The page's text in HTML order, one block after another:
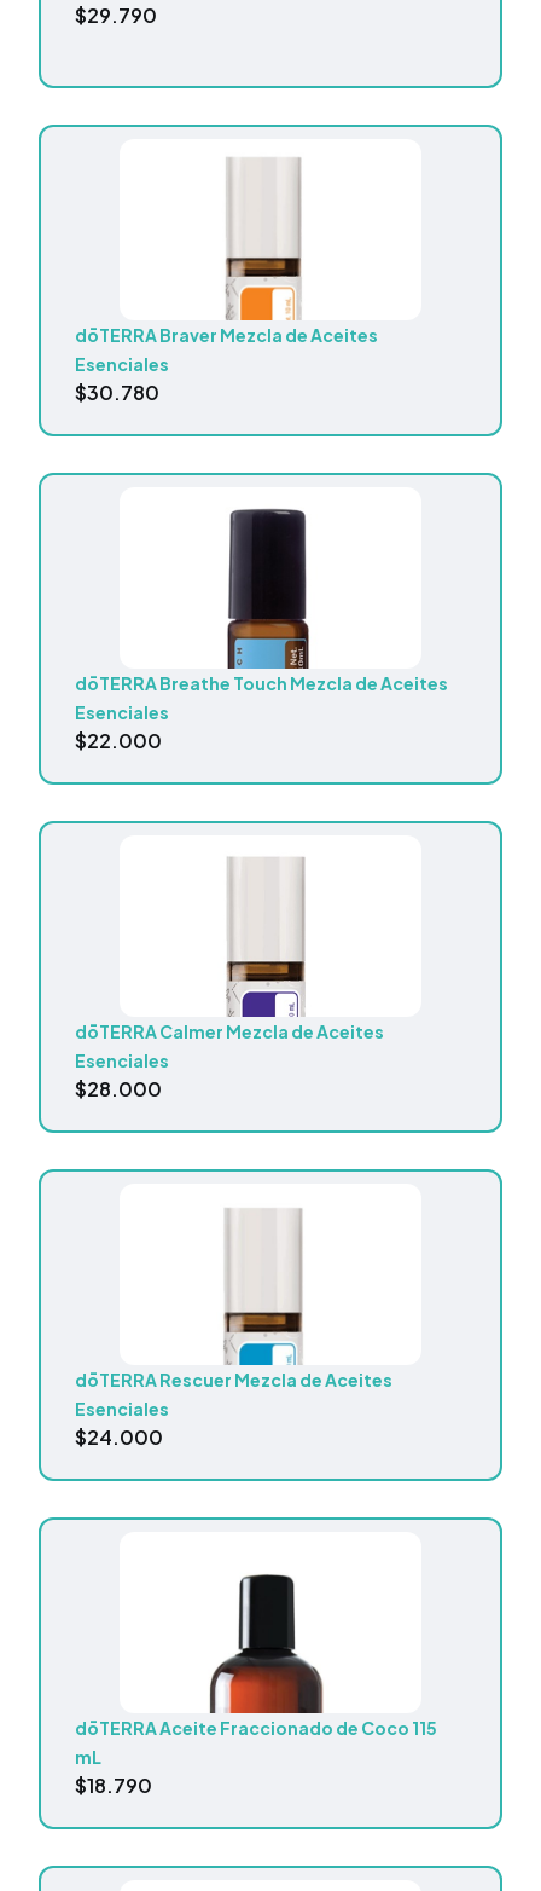
$29.790
dōTERRA Braver Mezcla de Aceites
Esenciales
$30.780
dōTERRA Breathe Touch Mezcla de Aceites
Esenciales
$22.000
dōTERRA Calmer Mezcla de Aceites
Esenciales
$28.000
dōTERRA Rescuer Mezcla de Aceites
Esenciales
$24.000
dōTERRA Aceite Fraccionado de Coco 115
mL
$18.790